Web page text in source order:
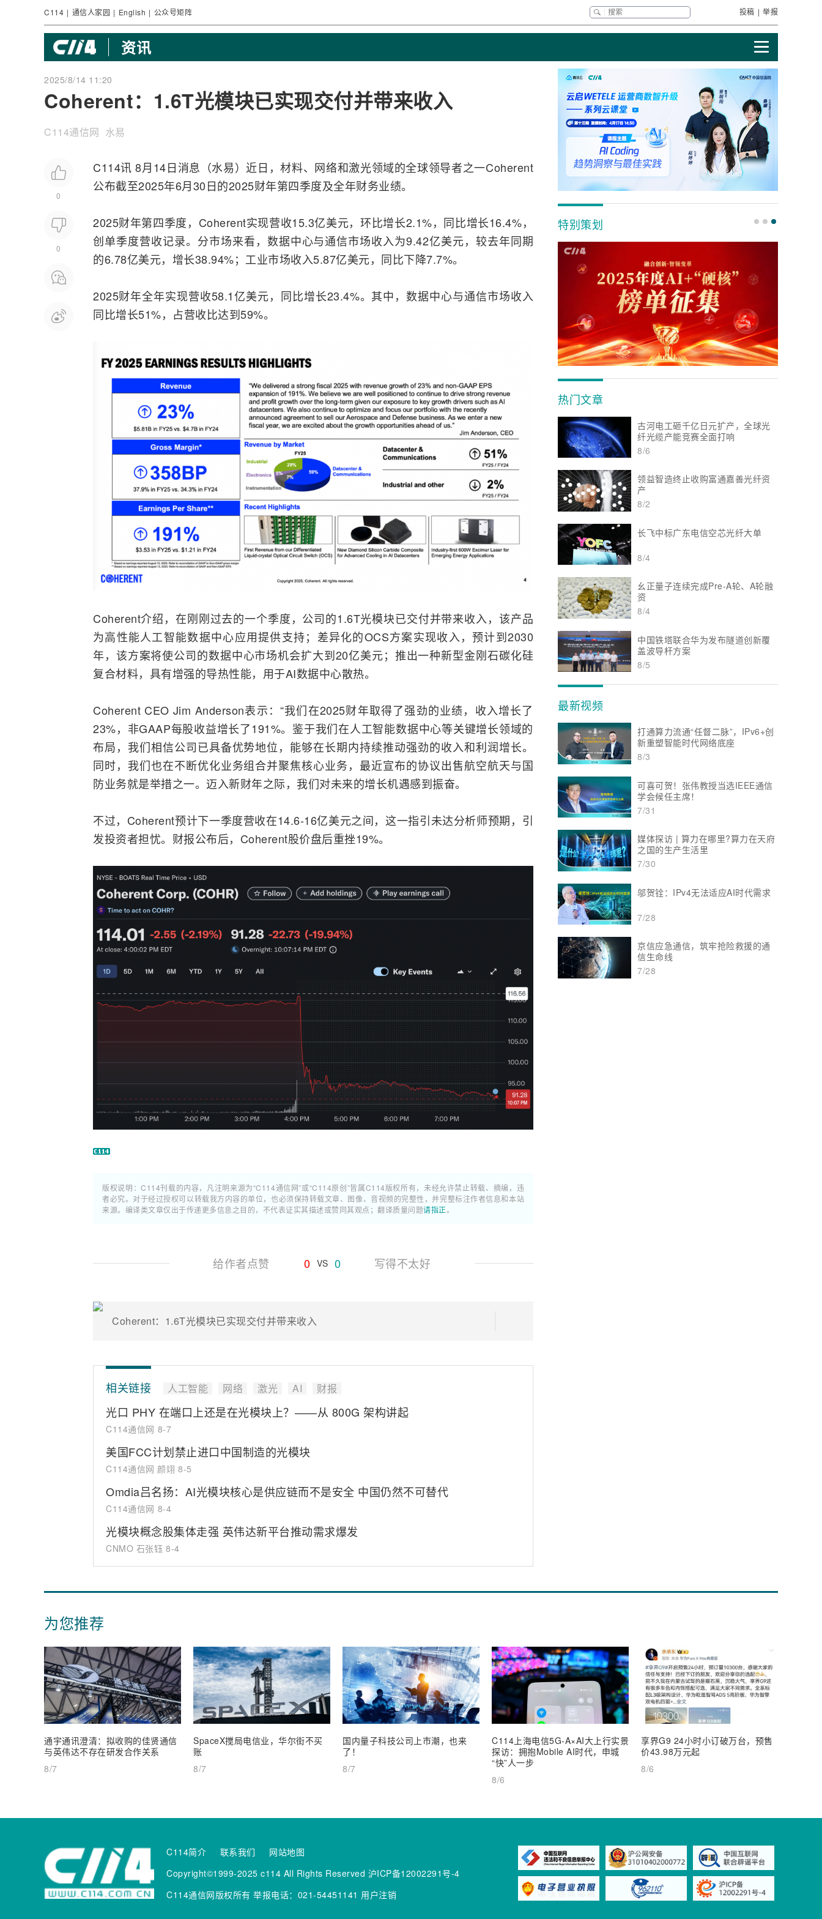
C114 | 通信人家园 | English | 公众号矩阵 投稿 | 举报
资讯
2025/8/14 11:20
Coherent：1.6T光模块已实现交付并带来收入
C114通信网 水易
0
0
C114讯 8月14日消息（水易）近日，材料、 网络和激光领域的全球领导者之一Coherent
公布截至2025年6月30日的2025财年第四季度及全年财务业绩。
2025财年第四季度，Coherent实现营收15.3亿美元，环比增长2.1%，同比增长16.4%，
创单季度营收记录。分市场来看，数据中心与通信市场收入为9.42亿美元，较去年同期
的6.78亿美元，增长38.94%；工业市场收入5.87亿美元，同比下降7.7%。
2025财年全年实现营收58.1亿美元，同比增长23.4%。其中，数据中心与通信市场收入
同比增长51%，占营收比达到59%。
Coherent介绍，在刚刚过去的一个季度，公司的1.6T光模块已交付并带来收入，该产品
为高性能人工智能数据中心应用提供支持；差异化的OCS方案实现收入，预计到2030
年，该方案将使公司的数据中心市场机会扩大到20亿美元；推出一种新型金刚石碳化硅
复合材料，具有增强的导热性能，用于AI数据中心散热。
Coherent CEO Jim Anderson表示：“我们在2025财年取得了强劲的业绩，收入增长了
23%，非GAAP每股收益增长了191%。鉴于我们在人工智能数据中心等关键增长领域的
布局，我们相信公司已具备优势地位，能够在长期内持续推动强劲的收入和利润增长。
同时，我们也在不断优化业务组合并聚焦核心业务，最近宣布的协议出售航空航天与国
防业务就是举措之一。迈入新财年之际，我们对未来的增长机遇感到振奋。
不过，Coherent预计下一季度营收在14.6-16亿美元之间，这一指引未达分析师预期，引
发投资者担忧。 财报公布后，Coherent股价盘后重挫19%。
版权说明：C114刊载的内容，凡注明来源为“C114通信网”或“C114原创”皆属C114版权所有，未经允许禁止转载、摘编，违
者必究。对于经过授权可以转载我方内容的单位，也必须保持转载文章、图像、音视频的完整性，并完整标注作者信息和本站
来源。编译类文章仅出于传递更多信息之目的，不代表证实其描述或赞同其观点；翻译质量问题请指正。
给作者点赞 0 VS 0 写得不太好
Coherent：1.6T光模块已实现交付并带来收入
相关链接 人工智能 网络 激光 AI 财报
光口 PHY 在端口上还是在光模块上？——从 800G 架构讲起
C114通信网 8-7
美国FCC计划禁止进口中国制造的光模块
C114通信网 颜翊 8-5
Omdia吕名扬：AI光模块核心是供应链而不是安全 中国仍然不可替代
C114通信网 8-4
光模块概念股集体走强 英伟达新平台推动需求爆发
CNMO 石张钰 8-4
特别策划
热门文章
古河电工砸千亿日元扩产，全球光
纤光缆产能竞赛全面打响
8/6
领益智造终止收购富通嘉善光纤资
产
8/2
长飞中标广东电信空芯光纤大单
8/4
幺正量子连续完成Pre-A轮、A轮融
资
8/4
中国铁塔联合华为发布隧道创新覆
盖波导杆方案
8/5
最新视频
打通算力流通“任督二脉”，IPv6+创
新重塑智能时代网络底座
8/3
可喜可贺！张伟教授当选IEEE通信
学会候任主席！
7/31
媒体探访 | 算力在哪里?算力在天府
之国的生产生活里
7/30
邬贺铨：IPv4无法适应AI时代需求
7/28
京信应急通信，筑牢抢险救援的通
信生命线
7/28
为您推荐
通宇通讯澄清：拟收购的佳贤通信
与英伟达不存在研发合作关系
8/7
SpaceX搅局电信业，华尔街不买
账
8/7
国内量子科技公司上市潮，也来
了！
8/7
C114上海电信5G-A×AI大上行实景
探访：拥抱Mobile AI时代，申城
“快”人一步
8/6
享界G9 24小时小订破万台，预售
价43.98万元起
8/6
C114简介 联系我们
网站地图
Copyright©1999-2025 c114 All Rights Reserved 沪ICP备12002291号-4
C114通信网版权所有 举报电话：021-54451141 用户注销